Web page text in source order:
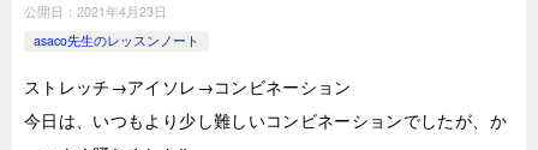
公開日： 2021年4月23日
asaco先生のレッスンノート
ストレッチ→アイソレ→コンビネーション
今日は、いつもより少し難しいコンビネーションでしたが、か